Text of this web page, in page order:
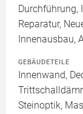
Durchführung,
Reparatur,
Innenausbau,
GEBÄUDETEILE
Innenwand,
Steinoptik,